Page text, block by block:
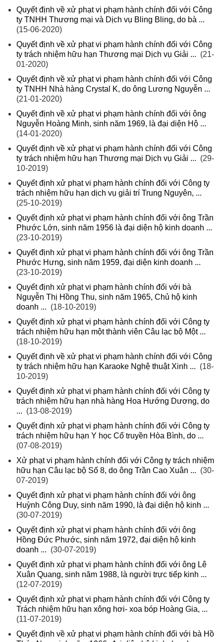
Quyết định về xử phạt vi phạm hành chính đối với Công
ty TNHH Thương mại và Dịch vụ Bling Bling, do bà ...
(15-06-2020)
Quyết định về xử phạt vi phạm hành chính đối với Công
ty trách nhiệm hữu hạn Thương mại Dịch vụ Giải ... (21-
01-2020)
Quyết định về xử phạt vi phạm hành chính đối với Công
ty TNHH Nhà hàng Crystal K, do ông Lương Nguyễn ...
(21-01-2020)
Quyết định về xử phạt vi phạm hành chính đối với ông
Nguyễn Hoàng Minh, sinh năm 1969, là đại diện Hộ ...
(14-01-2020)
Quyết định về xử phạt vi phạm hành chính đối với Công
ty trách nhiệm hữu hạn Thương mại Dịch vụ Giải ... (29-
10-2019)
Quyết định xử phạt vi phạm hành chính đối với Công ty
trách nhiệm hữu hạn dịch vụ giải trí Trung Nguyên, ...
(25-10-2019)
Quyết định xử phạt vi phạm hành chính đối với ông Trần
Phước Lớn, sinh năm 1956 là đại diện hộ kinh doanh ...
(23-10-2019)
Quyết định xử phạt vi phạm hành chính đối với ông Trần
Phước Hưng, sinh năm 1959, đại diện kinh doanh ...
(23-10-2019)
Quyết định xử phạt vi phạm hành chính đối với bà
Nguyễn Thị Hồng Thu, sinh năm 1965, Chủ hộ kinh
doanh ... (18-10-2019)
Quyết định xử phạt vi phạm hành chính đối với Công ty
trách nhiệm hữu hạn một thành viên Câu lạc bộ Một ...
(18-10-2019)
Quyết định về xử phạt vi phạm hành chính đối với Công
ty trách nhiệm hữu hạn Karaoke Nghệ thuật Xinh ... (18-
10-2019)
Quyết định xử phạt vi phạm hành chính đối với Công ty
trách nhiệm hữu hạn nhà hàng Hoa Hướng Dương, do
... (13-08-2019)
Quyết định xử phạt vi phạm hành chính đối với Công ty
trách nhiệm hữu hạn Y học Cổ truyền Hòa Bình, do ...
(07-08-2019)
Xử phạt vi phạm hành chính đối với Công ty trách nhiệm
hữu hạn Câu lạc bộ Số 8, do ông Trần Cao Xuân ... (30-
07-2019)
Quyết định xử phạt vi phạm hành chính đối với ông
Huỳnh Công Duy, sinh năm 1990, là đại diện hộ kinh ...
(30-07-2019)
Quyết định xử phạt vi phạm hành chính đối với ông
Hồng Đức Phước, sinh năm 1972, đại diện hộ kinh
doanh ... (30-07-2019)
Quyết định xử phạt vi phạm hành chính đối với ông Lê
Xuân Quang, sinh năm 1988, là người trực tiếp kinh ...
(12-07-2019)
Quyết định xử phạt vi phạm hành chính đối với Công ty
Trách nhiệm hữu hạn xông hơi- xoa bóp Hoàng Gia, ...
(11-07-2019)
Quyết định về xử phạt vi phạm hành chính đối với bà Hồ